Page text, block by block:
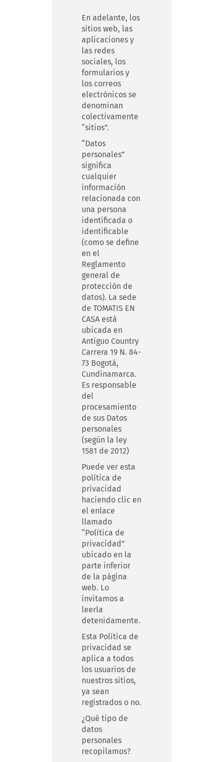
En adelante, los
sitios web, las
aplicaciones y
las redes
sociales, los
formularios y
los correos
electrónicos se
denominan
colectivamente
“sitios”.
“Datos
personales”
significa
cualquier
información
relacionada con
una persona
identificada o
identificable
(como se define
en el
Reglamento
general de
protección de
datos). La sede
de TOMATIS EN
CASA está
ubicada en
Antiguo Country
Carrera 19 N. 84-
73 Bogotá,
Cundinamarca.
Es responsable
del
procesamiento
de sus Datos
personales
(según la ley
1581 de 2012)
Puede ver esta
política de
privacidad
haciendo clic en
el enlace
llamado
“Política de
privacidad”
ubicado en la
parte inferior
de la página
web. Lo
invitamos a
leerla
detenidamente.
Esta Política de
privacidad se
aplica a todos
los usuarios de
nuestros sitios,
ya sean
registrados o no.
¿Qué tipo de
datos
personales
recopilamos?